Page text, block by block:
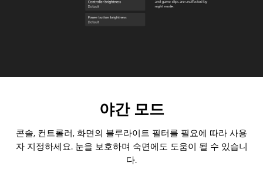
야간 모드
콘솔, 컨트롤러, 화면의 블루라이트 필터를 필요에 따라 사용
자 지정하세요. 눈을 보호하며 숙면에도 도움이 될 수 있습니
다.